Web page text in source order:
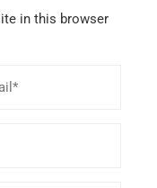
in this browser